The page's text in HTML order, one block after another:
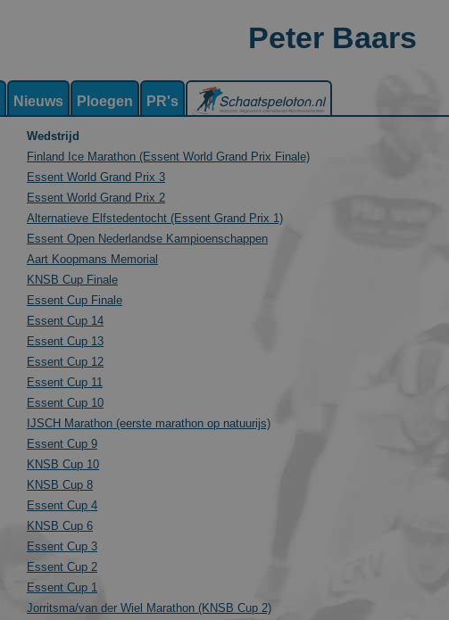
Peter Baars
Nieuws Ploegen PR's
Wedstrijd
Finland Ice Marathon (Essent World Grand Prix Finale)
Essent World Grand Prix 3
Essent World Grand Prix 2
Alternatieve Elfstedentocht (Essent Grand Prix 1)
Essent Open Nederlandse Kampioenschappen
Aart Koopmans Memorial
KNSB Cup Finale
Essent Cup Finale
Essent Cup 14
Essent Cup 13
Essent Cup 12
Essent Cup 11
Essent Cup 10
IJSCH Marathon (eerste marathon op natuurijs)
Essent Cup 9
KNSB Cup 10
KNSB Cup 8
Essent Cup 4
KNSB Cup 6
Essent Cup 3
Essent Cup 2
Essent Cup 1
Jorritsma/van der Wiel Marathon (KNSB Cup 2)